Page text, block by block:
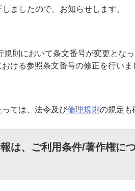
ましたので、お知らせします。
則において条文番号が変更とな
ける参照条文番号の修正を行いま
ては、法令及び倫理規則 の規定も
は、 ご利用条件/著作権に